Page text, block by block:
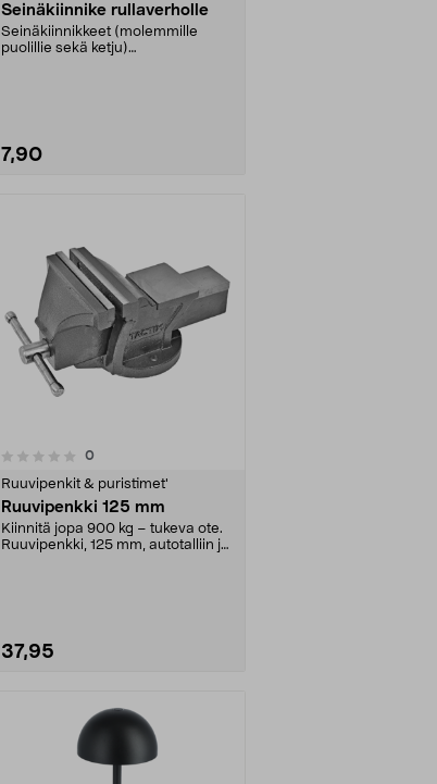
Seinäkiinnike rullaverholle
Seinäkiinnikkeet (molemmille
puolillie sekä ketju)
7,90
0
Ruuvipenkit & puristimet'
Ruuvipenkki 125 mm
Kiinnitä jopa 900 kg – tukeva ote.
Ruuvipenkki, 125 mm, autotalliin ja
37,95